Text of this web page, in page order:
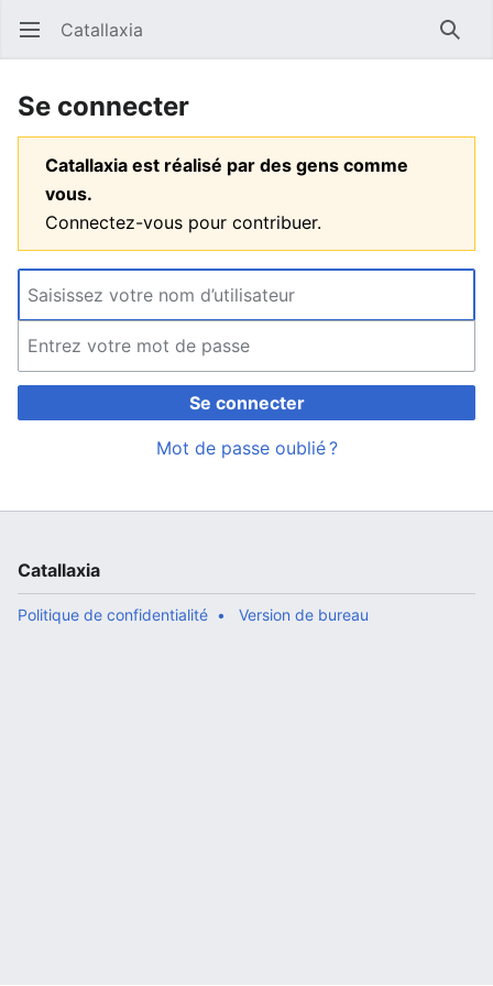
Ouvrir le menu principal Catallaxia
Se connecter
Catallaxia est réalisé par des gens comme
vous.
Connectez-vous pour contribuer.
Se connecter
Mot de passe oublié ?
Catallaxia
Politique de confidentialité Version de bureau